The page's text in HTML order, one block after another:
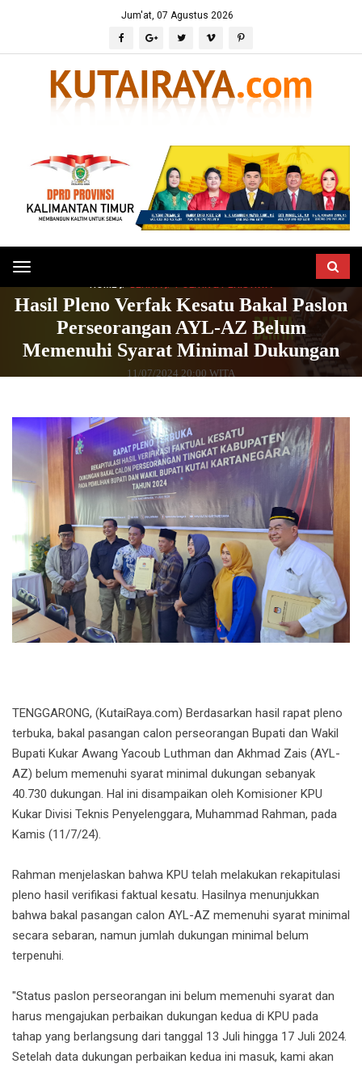
Jum'at, 07 Agustus 2026
Toggle
navigation
Hasil Pleno Verfak Kesatu Bakal Paslon
Perseorangan AYL-AZ Belum
Memenuhi Syarat Minimal Dukungan
11/07/2024 20:00 WITA
TENGGARONG, (KutaiRaya.com) Berdasarkan hasil rapat pleno
terbuka, bakal pasangan calon perseorangan Bupati dan Wakil
Bupati Kukar Awang Yacoub Luthman dan Akhmad Zais (AYL-
AZ) belum memenuhi syarat minimal dukungan sebanyak
40.730 dukungan. Hal ini disampaikan oleh Komisioner KPU
Kukar Divisi Teknis Penyelenggara, Muhammad Rahman, pada
Kamis (11/7/24).
Rahman menjelaskan bahwa KPU telah melakukan rekapitulasi
pleno hasil verifikasi faktual kesatu. Hasilnya menunjukkan
bahwa bakal pasangan calon AYL-AZ memenuhi syarat minimal
secara sebaran, namun jumlah dukungan minimal belum
terpenuhi.
"Status paslon perseorangan ini belum memenuhi syarat dan
harus mengajukan perbaikan dukungan kedua di KPU pada
tahap yang berlangsung dari tanggal 13 Juli hingga 17 Juli 2024.
Setelah data dukungan perbaikan kedua ini masuk, kami akan